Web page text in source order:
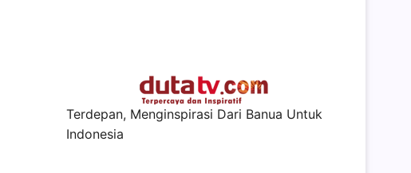
Terdepan, Menginspirasi Dari Banua Untuk
Indonesia